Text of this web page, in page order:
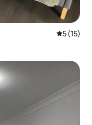
5 (15)